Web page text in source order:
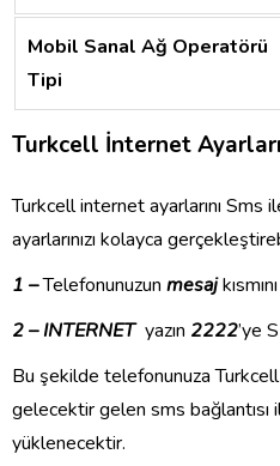
Mobil Sanal Ağ Operatörü
Tipi
Turkcell İnternet
Turkcell internet ayarlarını
ayarlarınızı kolayca
1 –Telefonunuzun mesaj
2 – INTERNETyazın 2222’ye
Bu şekilde telefonunuza
gelecektir gelen sms
yüklenecektir.